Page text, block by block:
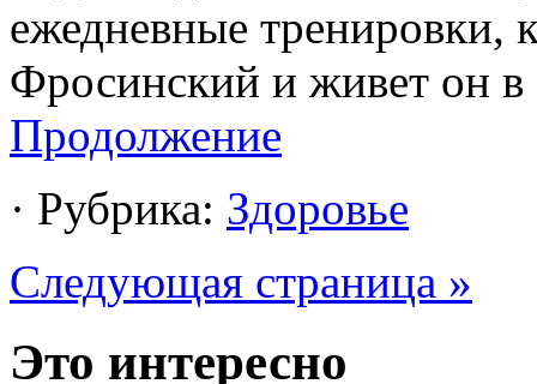
ежедневные тренировки,
Фросинский и живет он в
Продолжение
· Рубрика: Здоровье
Следующая страница »
Это интересно